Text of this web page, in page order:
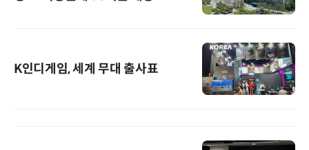
K인디게임, 세계 무대 출사표